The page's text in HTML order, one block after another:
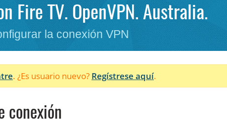
Fire TV. OpenVPN. Australia.
la conexión VPN
. ¿Es usuario nuevo? Regístrese aquí.
conexión